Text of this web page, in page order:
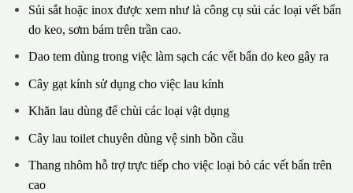
Sủi sắt hoặc inox được xem như là công cụ sủi các loại vết bẩn
do keo, sơm bám trên trần cao.
Dao tem dùng trong việc làm sạch các vết bẩn do keo gây ra
Cây gạt kính sử dụng cho việc lau kính
Khăn lau dùng để chùi các loại vật dụng
Cây lau toilet chuyên dùng vệ sinh bồn cầu
Thang nhôm hỗ trợ trực tiếp cho việc loại bỏ các vết bẩn trên
cao